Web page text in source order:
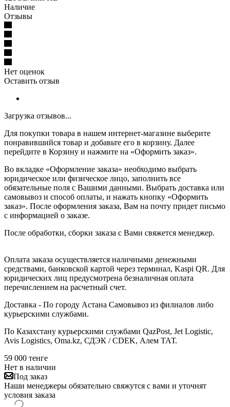
Наличие
Отзывы
Нет оценок
Оставить отзыв
Загрузка отзывов...
Для покупки товара в нашем интернет-магазине выберите
понравившийся товар и добавьте его в корзину. Далее
перейдите в Корзину и нажмите на «Оформить заказ».
Во вкладке «Оформление заказа» необходимо выбрать
юридическое или физическое лицо, заполнить все
обязательные поля с Вашими данными. Выбрать доставка или
самовывоз и способ оплаты, и нажать кнопку «Оформить
заказ». После оформления заказа, Вам на почту придет письмо
с информацией о заказе.
После обработки, сборки заказа с Вами свяжется менеджер.
Оплата заказа осуществляется наличными денежными
средствами, банковской картой через терминал, Kaspi QR. Для
юридических лиц предусмотрена безналичная оплата
перечислением на расчетный счет.
Доставка - По городу Астана Самовывоз из филиалов либо
курьерскими службами.
По Казахстану курьерскими службами QazPost, Jet Logistic,
Avis Logistics, Oma.kz, СДЭК / CDEK, Алем ТАТ.
59 000 тенге
Нет в наличии
Под заказ
Наши менеджеры обязательно свяжутся с вами и уточнят
условия заказа